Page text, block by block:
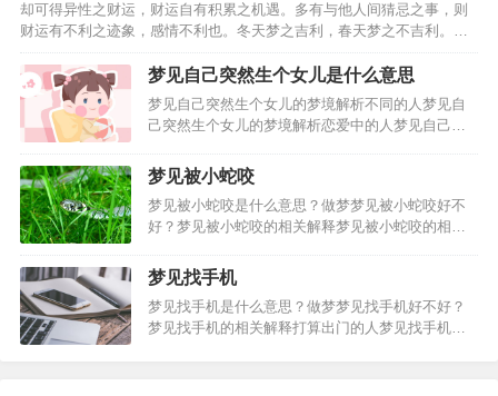
追。做生意的人…
却可得异性之财运，财运自有积累之机遇。多有与他人间猜忌之事，则
财运有不利之迹象，感情不利也。冬天梦之吉利，春天梦之不吉利。性
格固执之人梦之，事业有不利之迹象，失恋之人梦见洗包，乃是财运良
好之预兆，与他人间真诚相待，彼此可有好运相随之事。事业…
梦见自己突然生个女儿是什么意思
梦见自己突然生个女儿的梦境解析不同的人梦见自
己突然生个女儿的梦境解析恋爱中的人梦见自己突
满。怀孕的人梦见自己突然生个女儿，预示生女，
冬占生男。梦见自己突然生个女儿的相关梦境解析
梦见自己突然生个女儿…
梦见被小蛇咬
梦见被小蛇咬是什么意思？做梦梦见被小蛇咬好不
好？梦见被小蛇咬的相关解释梦见被小蛇咬的相关
蛇，我用灭蚊虫的药把它喷死了，窗外大蛇盘着找
我报仇，是条大蟒蛇，不知道怎么出来好几条大蟒
蛇，朋友帮着把大蛇都…
梦见找手机
梦见找手机是什么意思？做梦梦见找手机好不好？
梦见找手机的相关解释打算出门的人梦见找手机，